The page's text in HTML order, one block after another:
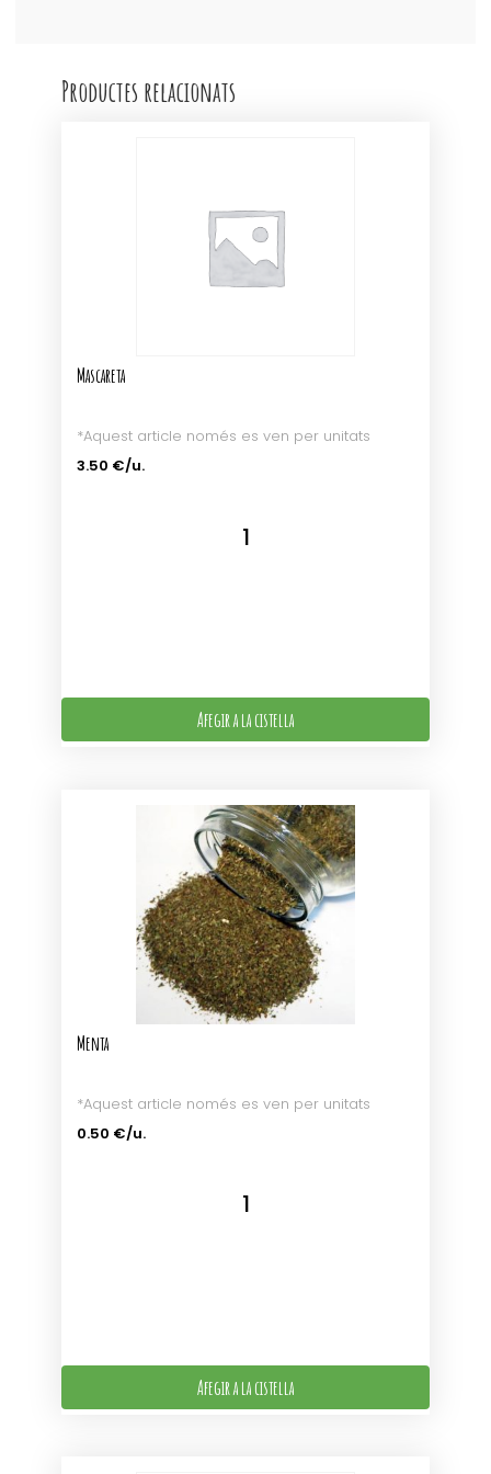
Productes relacionats
Mascareta
*Aquest article només es ven per unitats
3.50 €/u.
Afegir a la cistella
Menta
*Aquest article només es ven per unitats
0.50 €/u.
Afegir a la cistella